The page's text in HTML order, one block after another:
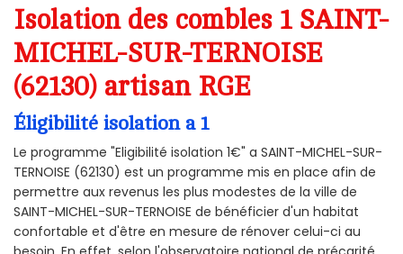
Isolation des combles 1 SAINT-
MICHEL-SUR-TERNOISE
(62130) artisan RGE
Éligibilité isolation a 1
Le programme "Eligibilité isolation 1€" a SAINT-MICHEL-SUR-
TERNOISE (62130) est un programme mis en place afin de
permettre aux revenus les plus modestes de la ville de
SAINT-MICHEL-SUR-TERNOISE de bénéficier d'un habitat
confortable et d'être en mesure de rénover celui-ci au